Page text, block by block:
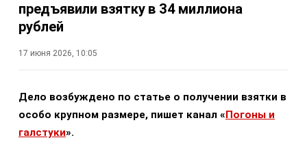
предъявили взятку в 34 миллиона
рублей
17 июня 2026, 10:05
Дело возбуждено по статье о получении взятки в
особо крупном размере, пишет канал «Погоны и
галстуки».